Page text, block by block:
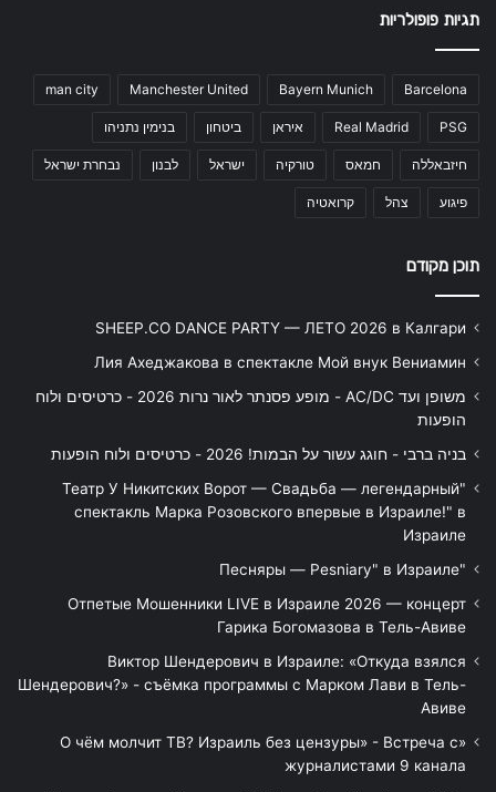
תגיות פופולריות
Barcelona
Bayern Munich
Manchester United
man city
PSG
Real Madrid איראן ביטחון בנימין נתניהו
חיזבאללה חמאס טורקיה ישראל לבנון נבחרת ישראל
פיגוע צהל קרואטיה
תוכן מקודם
SHEEP.CO DANCE PARTY — ЛЕТО 2026 в Калгари
Лия Ахеджакова в спектакле Мой внук Вениамин
משופן ועד AC/DC - מופע פסנתר לאור נרות 2026 - כרטיסים ולוח
הופעות
בניה ברבי - חוגג עשור על הבמות! 2026 - כרטיסים ולוח הופעות
"Театр У Никитских Ворот — Свадьба — легендарный
спектакль Марка Розовского впервые в Израиле!" в
Израиле
"Песняры — Pesniary" в Израиле
Отпетые Мошенники LIVE в Израиле 2026 — концерт
Гарика Богомазова в Тель-Авиве
Виктор Шендерович в Израиле: «Откуда взялся
Шендерович?» - съёмка программы с Марком Лави в Тель-
Авиве
«О чём молчит ТВ? Израиль без цензуры» - Встреча с
журналистами 9 канала